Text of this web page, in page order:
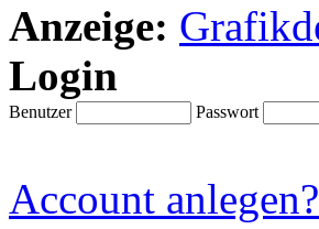
Anzeige:
Login
Benutzer Passwort
Account anlegen?